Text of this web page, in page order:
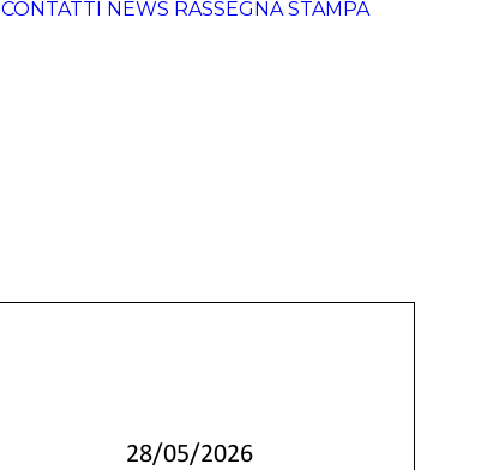
CONTATTI NEWS RASSEGNA STAMPA